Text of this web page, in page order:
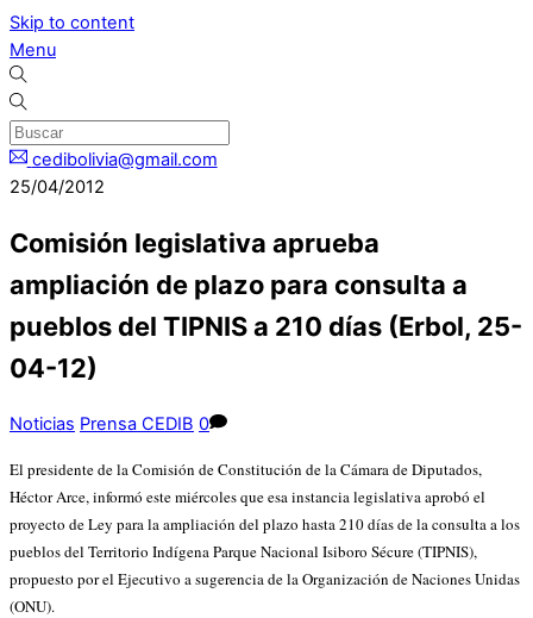
Skip to content
Menu
cedibolivia@gmail.com
25/04/2012
Comisión legislativa aprueba
ampliación de plazo para consulta a
pueblos del TIPNIS a 210 días (Erbol, 25-
04-12)
Noticias Prensa CEDIB 0
El presidente de la Comisión de Constitución de la Cámara de Diputados,
Héctor Arce, informó este miércoles que esa instancia legislativa aprobó el
proyecto de Ley para la ampliación del plazo hasta 210 días de la consulta a los
pueblos del Territorio Indígena Parque Nacional Isiboro Sécure (TIPNIS),
propuesto por el Ejecutivo a sugerencia de la Organización de Naciones Unidas
(ONU).